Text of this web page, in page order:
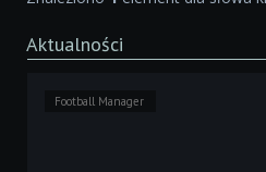
Aktualności
Football Manager